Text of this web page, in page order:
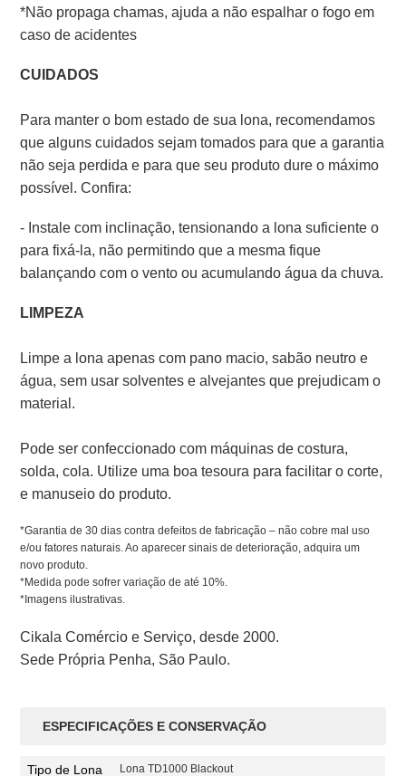
*Não propaga chamas, ajuda a não espalhar o fogo em
caso de acidentes
CUIDADOS
Para manter o bom estado de sua lona, recomendamos
que alguns cuidados sejam tomados para que a garantia
não seja perdida e para que seu produto dure o máximo
possível. Confira:
- Instale com inclinação, tensionando a lona suficiente o
para fixá-la, não permitindo que a mesma fique
balançando com o vento ou acumulando água da chuva.
LIMPEZA
Limpe a lona apenas com pano macio, sabão neutro e
água, sem usar solventes e alvejantes que prejudicam o
material.
Pode ser confeccionado com máquinas de costura,
solda, cola. Utilize uma boa tesoura para facilitar o corte,
e manuseio do produto.
*Garantia de 30 dias contra defeitos de fabricação – não cobre mal uso
e/ou fatores naturais. Ao aparecer sinais de deterioração, adquira um
novo produto.
*Medida pode sofrer variação de até 10%.
*Imagens ilustrativas.
Cikala Comércio e Serviço, desde 2000.
Sede Própria Penha, São Paulo.
ESPECIFICAÇÕES E CONSERVAÇÃO
Tipo de Lona Lona TD1000 Blackout